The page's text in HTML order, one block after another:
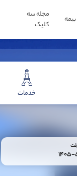
بیمه
مجله سه
کلیک
خدمات
1405-